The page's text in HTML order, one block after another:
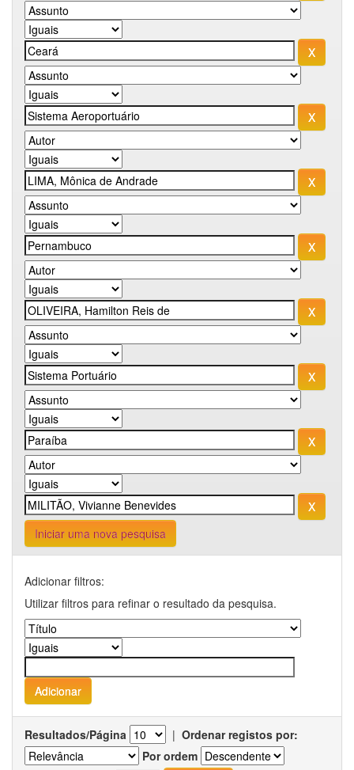
Iniciar uma nova pesquisa
Adicionar filtros:
Utilizar filtros para refinar o resultado da pesquisa.
Resultados/Página | Ordenar registos por:
Por ordem